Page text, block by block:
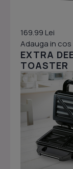
169.99 Lei
Adauga in cos
EXTRA
TOASTER